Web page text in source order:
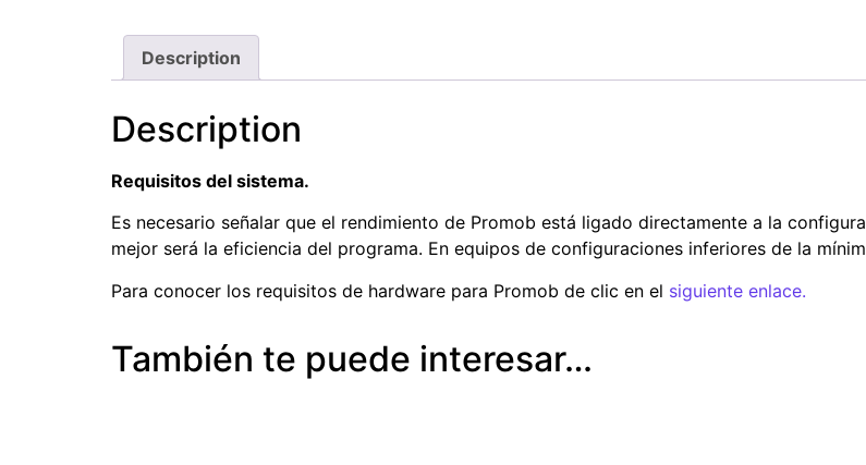
Description
Description
Requisitos del sistema.
Es necesario señalar que el rendimiento de Promob está ligado directamente a la
mejor será la eficiencia del programa. En equipos de configuraciones inferiores de la
Para conocer los requisitos de hardware para Promob de clic en el siguiente enlace.
También te puede interesar…